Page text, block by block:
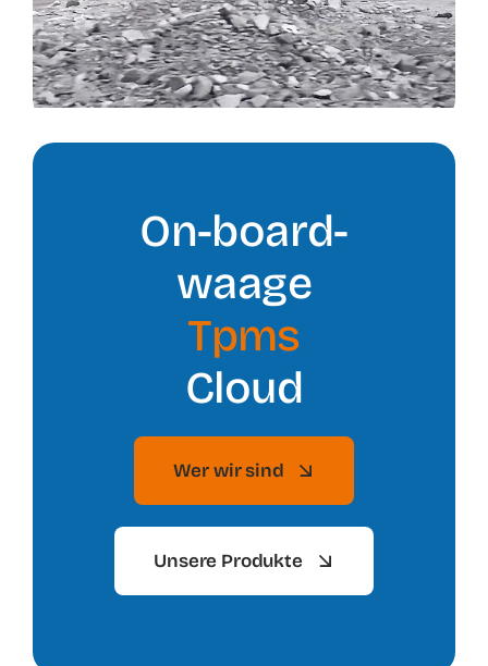
On-board-
waage
Tpms
Cloud
Wer wir sind
Unsere Produkte